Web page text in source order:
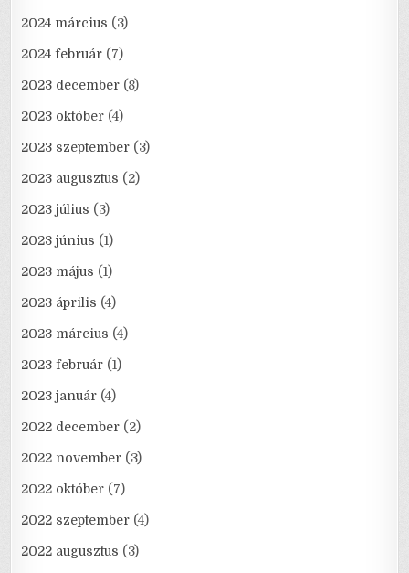
2024 március (3)
2024 február (7)
2023 december (8)
2023 október (4)
2023 szeptember (3)
2023 augusztus (2)
2023 július (3)
2023 június (1)
2023 május (1)
2023 április (4)
2023 március (4)
2023 február (1)
2023 január (4)
2022 december (2)
2022 november (3)
2022 október (7)
2022 szeptember (4)
2022 augusztus (3)